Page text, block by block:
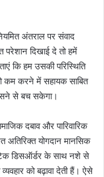
अंतराल पर संवाद
दिखाई दे तो हमें
कि हम उसकी परिस्थिति
कम करने में सहायक साबित
से बच सकेगा।
दबाव और पारिवारिक
योगदान मानसिक
डिसऑर्डर के साथ नशे से
को बढ़ावा देती हैं। ऐसे